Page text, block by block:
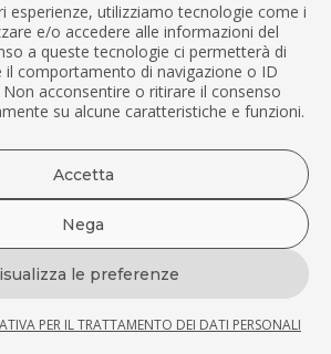
esperienze, utilizziamo tecnologie come i
e/o accedere alle informazioni del
a queste tecnologie ci permetterà di
il comportamento di navigazione o ID
acconsentire o ritirare il consenso
su alcune caratteristiche e funzioni.
Accetta
Nega
le preferenze
PER IL TRATTAMENTO DEI DATI PERSONALI
d'oliva